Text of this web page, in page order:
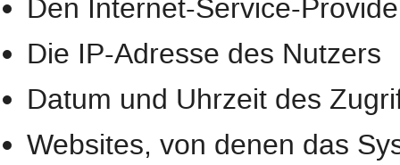
Den Internet-Service-
Die IP-Adresse des Nutzers
Datum und Uhrzeit des
Websites, von denen das